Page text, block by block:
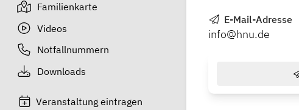
Familienkarte
Videos
Notfallnummern
Downloads
Veranstaltung eintragen
E-Mail-Adresse
info@hnu.de